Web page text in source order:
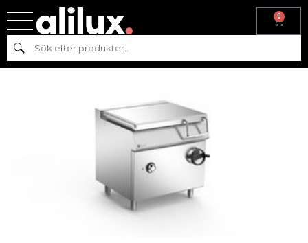
0
Sök
Hem
– MARENO